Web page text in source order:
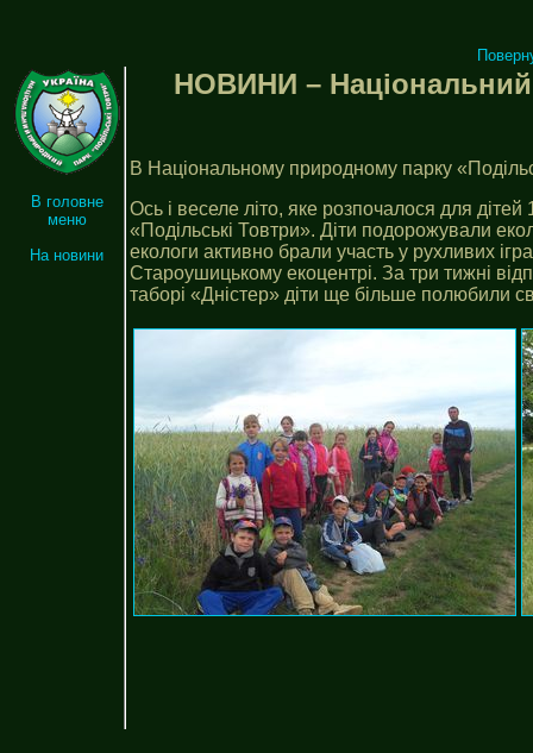
В головне
меню
На новини
НОВИНИ – Національний
В Національному природному парку
Ось і веселе літо, яке розпочалося для
«Подільські Товтри». Діти подорожували
екологи активно брали участь у рухливих
Староушицькому екоцентрі. За три тижні
таборі «Дністер» діти ще більше полюбили